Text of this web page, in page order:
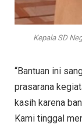
Kepala SD
“Bantuan ini
prasarana
kasih karena
Kami tinggal